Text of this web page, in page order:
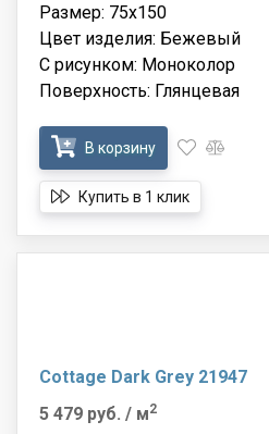
Размер: 75x150
Цвет изделия: Бежевый
С рисунком: Моноколор
Поверхность: Глянцевая
В корзину
Купить в 1 клик
Cottage Dark Grey 21947
5 479 руб. / м2